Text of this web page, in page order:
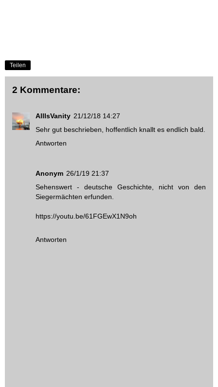
Teilen
2 Kommentare:
AllIsVanity 21/12/18 14:27
Sehr gut beschrieben, hoffentlich knallt es endlich bald.
Antworten
Anonym 26/1/19 21:37
Sehenswert - deutsche Geschichte, nicht von den
Siegermächten erfunden.
https://youtu.be/61FGEwX1N9oh
Antworten